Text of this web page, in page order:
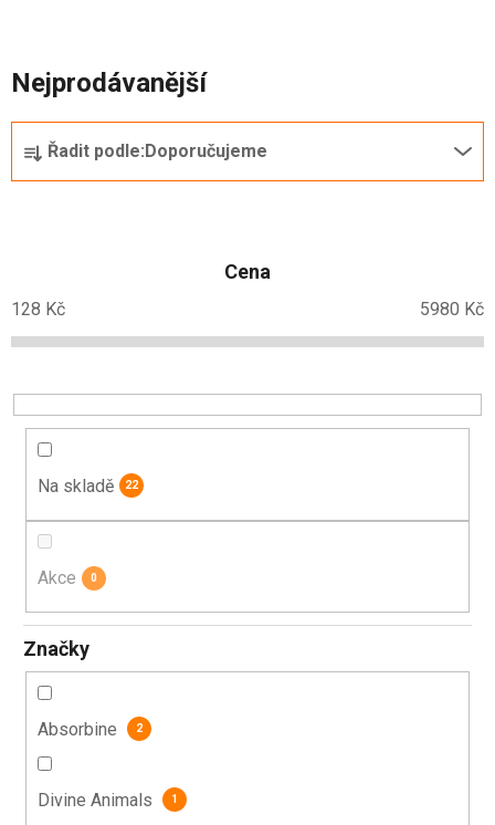
Nejprodávanější
p
r
d
u
Řadit podle: Doporučujeme
Cena
128 Kč 5980 Kč
Na skladě 22
Akce 0
Značky
Absorbine 2
Divine Animals 1